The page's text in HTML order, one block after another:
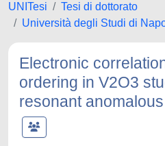
UNITesi
Tesi di dottorato
Università degli Studi di
Electronic
ordering in V2O3
resonant